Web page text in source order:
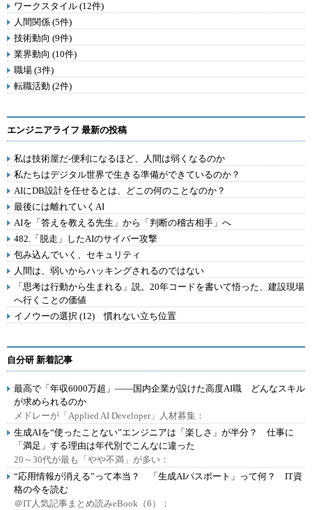
ワークスタイル (12件)
人間関係 (5件)
技術動向 (9件)
業界動向 (10件)
職場 (3件)
転職活動 (2件)
エンジニアライフ 最新の投稿
私は技術屋だ-便利になるほど、人間は弱くなるのか
私たちはデジタル世界で生きる準備ができているのか？
AIにDB設計を任せるとは、どこの何のことなのか？
最後には離れていくAI
AIを「答えを教える先生」から「判断の稽古相手」へ
482.「脱走」したAIのサイバー攻撃
包み込んでいく、セキュリティ
人間は、弱いからハッキングされるのではない
「思考は行動から生まれる」説。20年コードを書いて悟った、建設現場
へ行くことの価値
イノウーの選択 (12) 慣れない立ち位置
自分研 新着記事
最高で「年収6000万超」――国内企業が設けた高度AI職 どんなスキル
が求められるのか
メドレーが「Applied AI Developer」人材募集：
生成AIを“使ったことない”エンジニアは「楽しさ」が半分？ 仕事に
「満足」する理由は年代別でこんなに違った
20～30代が最も「やや不満」が多い：
“応用情報が消える”って本当？ 「生成AIパスポート」って何？ IT資
格の今を読む
＠IT人気記事まとめ読みeBook（6）：